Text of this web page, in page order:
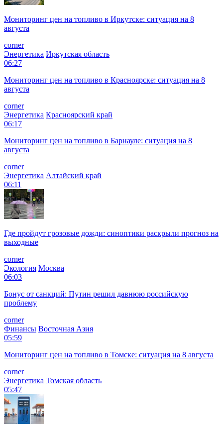
Мониторинг цен на топливо в Иркутске: ситуация на 8
августа
corner
Энергетика Иркутская область
06:27
Мониторинг цен на топливо в Красноярске: ситуация на 8
августа
corner
Энергетика Красноярский край
06:17
Мониторинг цен на топливо в Барнауле: ситуация на 8
августа
corner
Энергетика Алтайский край
06:11
Где пройдут грозовые дожди: синоптики раскрыли прогноз на
выходные
corner
Экология Москва
06:03
Бонус от санкций: Путин решил давнюю российскую
проблему
corner
Финансы Восточная Азия
05:59
Мониторинг цен на топливо в Томске: ситуация на 8 августа
corner
Энергетика Томская область
05:47